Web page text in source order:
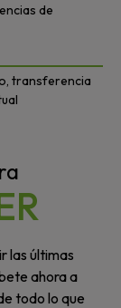
de
transferencia
las últimas
ahora a
todo lo que